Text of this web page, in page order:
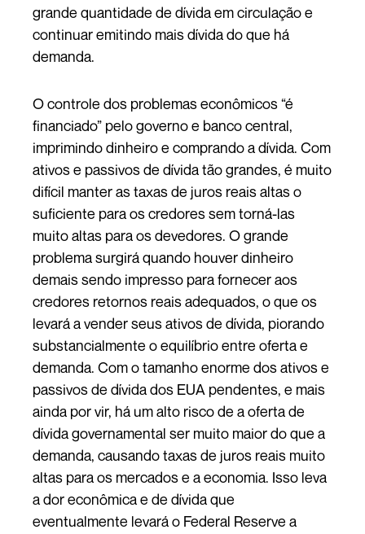
grande quantidade de dívida em circulação e
continuar emitindo mais dívida do que há
demanda.
O controle dos problemas econômicos “é
financiado” pelo governo e banco central,
imprimindo dinheiro e comprando a dívida. Com
ativos e passivos de dívida tão grandes, é muito
difícil manter as taxas de juros reais altas o
suficiente para os credores sem torná-las
muito altas para os devedores. O grande
problema surgirá quando houver dinheiro
demais sendo impresso para fornecer aos
credores retornos reais adequados, o que os
levará a vender seus ativos de dívida, piorando
substancialmente o equilíbrio entre oferta e
demanda. Com o tamanho enorme dos ativos e
passivos de dívida dos EUA pendentes, e mais
ainda por vir, há um alto risco de a oferta de
dívida governamental ser muito maior do que a
demanda, causando taxas de juros reais muito
altas para os mercados e a economia. Isso leva
a dor econômica e de dívida que
eventualmente levará o Federal Reserve a